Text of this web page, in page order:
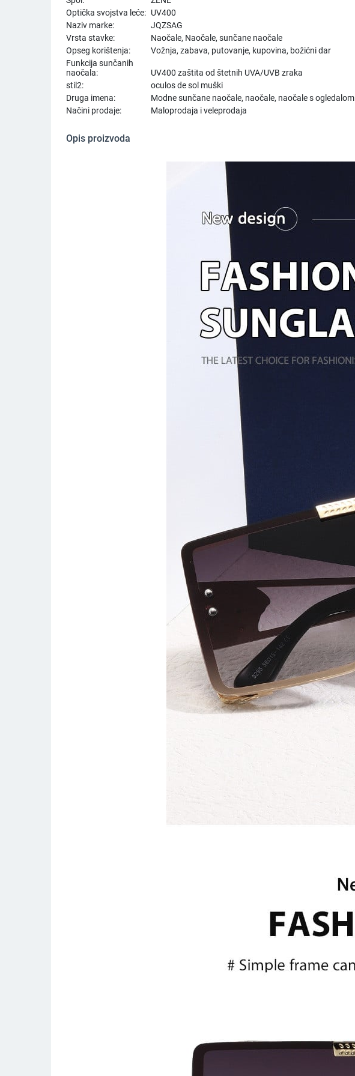
Optička svojstva leće: UV400
Naziv marke:
JQZSAG
Vrsta stavke:
Naočale, Naočale, sunčane naočale
Opseg korištenja:
Vožnja, zabava, putovanje, kupovina, božićni dar
Funkcija sunčanih
naočala:
UV400 zaštita od štetnih UVA/UVB zraka
stil2:
oculos de sol muški
Druga imena:
Modne sunčane naočale, naočale, naočale s ogledalom
Načini prodaje:
Maloprodaja i veleprodaja
Opis proizvoda